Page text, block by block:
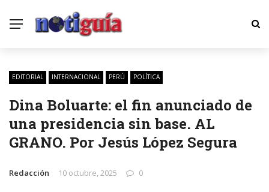
EDITORIAL INTERNACIONAL PERÚ POLÍTICA
Dina Boluarte: el fin anunciado de
una presidencia sin base. AL
GRANO. Por Jesús López Segura
Redacción 10 octubre, 2025 0